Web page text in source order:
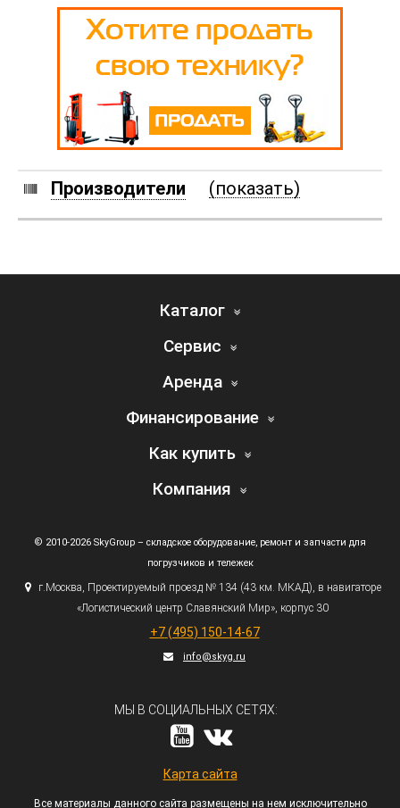
Производители (показать)
Каталог
Сервис
Аренда
Финансирование
Как купить
Компания
© 2010-2026 SkyGroup – складское оборудование, ремонт и запчасти для
погрузчиков и тележек
г.Москва, Проектируемый проезд № 134 (43км. МКАД), в навигаторе
«Логистический центр Славянский Мир», корпус 30
+7 (495) 150-14-67
info@skyg.ru
МЫ В СОЦИАЛЬНЫХ СЕТЯХ:
Карта сайта
Все материалы данного сайта размещены на нем исключительно